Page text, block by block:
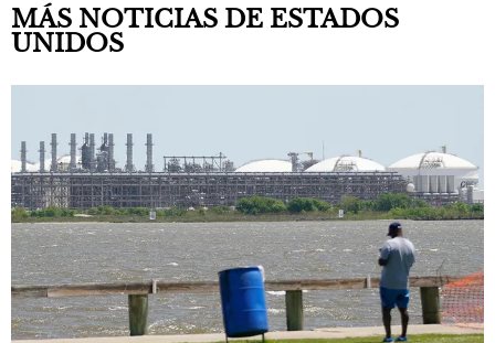
MÁS NOTICIAS DE ESTADOS
UNIDOS